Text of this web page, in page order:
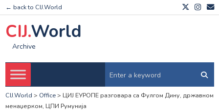
← back to CIJ.World
CIJ.World
Archive
CIJ.World > Office> ЦИЈ ЕУРОПЕ разговара са Фулгом Дину, државном
менаџерком, ЦПИ Румунија